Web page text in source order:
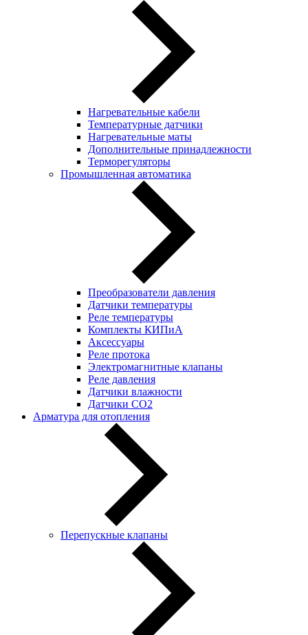
Нагревательные кабели
Температурные датчики
Нагревательные маты
Дополнительные принадлежности
Терморегуляторы
Промышленная автоматика
Преобразователи давления
Датчики температуры
Реле температуры
Комплекты КИПиА
Аксессуары
Реле протока
Электромагнитные клапаны
Реле давления
Датчики влажности
Датчики CO2
Арматура для отопления
Перепускные клапаны